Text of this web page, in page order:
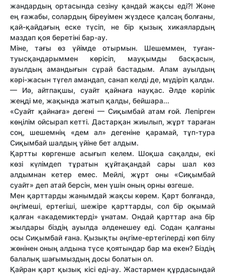
жандардың ортасында сезіну қандай жақсы еді?! Және
ең ғажабы, солардың біреуімен жүздесе қалсаң болғаны,
қай-қайдағың еске түсіп, не бір қызық хикаялардың
маздап қоя беретіні бар-ау.
Міне, тағы өз үйімде отырмын. Шешеммен, туған-
туысқандарыммен көрісіп, мауқымды басқасын,
ауылдың амандығын сұрай бастадым. Апам ауылдың
кәрі-жасын түгел амандап, санап келді де, мүдіріп қалды.
— Иә, айтпақшы, суайт қайнаға науқас. Әлде кәрілік
жеңді ме, жақында жатып қалды, бейшара...
«Суайт қайнаға» дегені — Сиқымбай атам ғой. Лепірген
көңілім ойсырап кетті. Дастарқан жиылып, жұрт тараған
соң, шешемнің «дем ал» дегеніне қарамай, тұп-тура
Сиқымбай шалдың үйіне бет алдым.
Қартты көргенше асығып келем. Шоқша сақалды, екі
көзі күлімдеп тұратын құйтақандай сары шал көз
алдымнан кетер емес. Мейлі, жұрт оны «Сиқымбай
суайт» деп атай берсін, мен үшін оның орны өзгеше.
Meн қарттарды жанымдай жақсы көрем. Қарт болғанда,
әңгімеші, ертегіші, шежіре қарттарды, сол бір оқымай
қалған «академиктерді» ұнатам. Ондай қарттар ана бір
жылдары біздің ауылда әлденешеу еді. Содан қалғаны
осы Сиқымбай ғана. Қызықты әңгіме-ертегілерді көп білу
жөнінен оның алдына түсе қоятындар бар ма екен? Біздің
балалық шағымыздың досы болатын ол.
Қайран қарт қызық кісі еді-ау. Жастармен құрдасындай